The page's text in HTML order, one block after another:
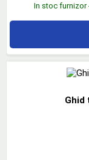
In stoc furnizor
Ghid